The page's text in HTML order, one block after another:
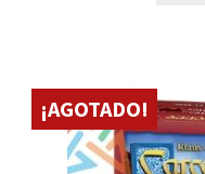
¡AGOTADO!